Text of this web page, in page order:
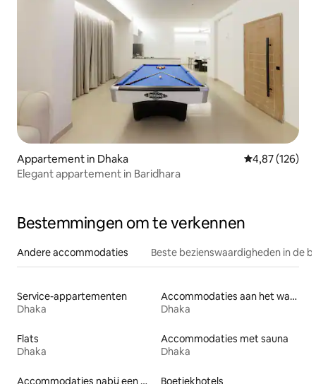
Appartement in Dhaka Gemiddelde
4,87 (126)
Elegant appartement in Baridhara
Bestemmingen om te verkennen
Andere accommodaties Beste bezienswaardigheden in de
Service-appartementen
Dhaka
Accommodaties aan het water
Dhaka
Flats
Dhaka
Accommodaties met sauna
Dhaka